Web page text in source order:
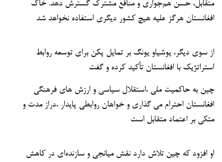
متقابل، حسن هم‌جواری و منافع مشترک گسترش دهد. خاک
افغانستان هرگز علیه هیچ کشور دیگری استفاده نخواهد شد
از سوی دیگر، یوشیاو یونگ بر تمایل پکن برای توسعه روابط
استراتژیک با افغانستان تأکید کرده و گفت
چین به حاکمیت ملی ،استقلال سیاسی و ارزش های فرهنگی
افغانستان احترام می گذاری و خواهان روابطی پایدار ،دراز مدت و
متکی بر اعتماد متقابل است
او افزود که چین تلاش دارد نقش میانجی و سازنده‌ای در کاهش